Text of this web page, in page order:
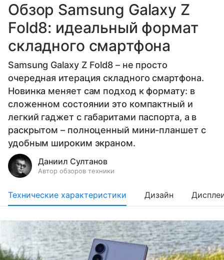
Обзор Samsung Galaxy Z
Fold8: идеальный формат
складного смартфона
Samsung Galaxy Z Fold8 – не просто
очередная итерация складного смартфона.
Новинка меняет сам подход к формату: в
сложенном состоянии это компактный и
легкий гаджет с габаритами паспорта, а в
раскрытом – полноценный мини-планшет с
удобным широким экраном.
Даниил Султанов
Автор обзоров техники
Технические характеристики Дизайн